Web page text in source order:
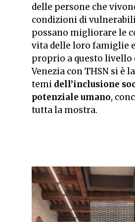
delle persone che
condizioni di
possano migliorare le
vita delle loro famiglie
proprio a questo livello
Venezia con THSN si è
temi dell’inclusione
potenziale umano,
tutta la mostra.